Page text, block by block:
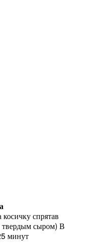
косичку спрятав
твердым сыром) В
минут